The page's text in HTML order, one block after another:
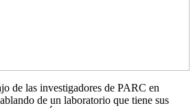
de las investigadores de PARC en
de un laboratorio que tiene sus